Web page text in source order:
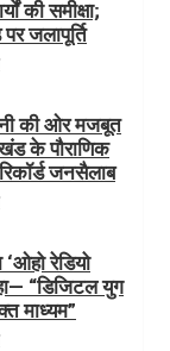
की समीक्षा;
जलापूर्ति
की ओर मजबूत
के पौराणिक
जनसैलाब
रेडियो
“डिजिटल युग
माध्यम”